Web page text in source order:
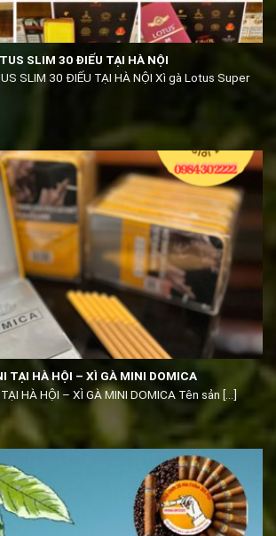
SLIM 30 ĐIẾU TẠI HÀ NỘI
SLIM 30 ĐIẾU TẠI HÀ NỘI Xì gà Lotus Super
TẠI HÀ HỘI – XÌ GÀ MINI DOMICA
HÀ HỘI – XÌ GÀ MINI DOMICA Tên sản [...]